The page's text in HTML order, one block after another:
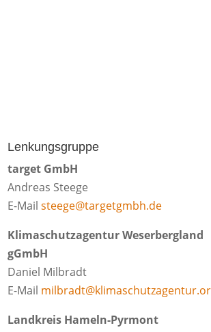
Lenkungsgruppe
target GmbH
Andreas Steege
E-Mail steege@targetgmbh.de
Klimaschutzagentur Weserbergland
gGmbH
Daniel Milbradt
E-Mail
Landkreis Hameln-Pyrmont